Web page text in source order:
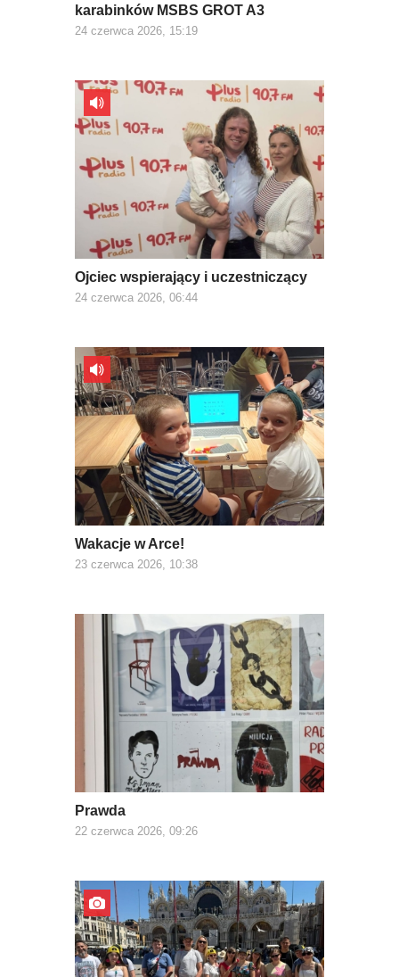
karabinków MSBS GROT A3
24 czerwca 2026, 15:19
Ojciec wspierający i uczestniczący
24 czerwca 2026, 06:44
Wakacje w Arce!
23 czerwca 2026, 10:38
Prawda
22 czerwca 2026, 09:26